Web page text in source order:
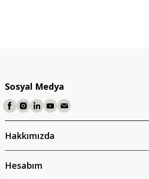
Sosyal Medya
Hakkımızda
Hesabım